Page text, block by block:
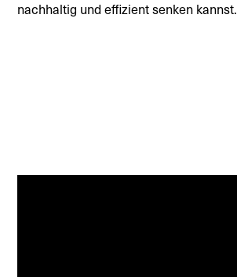
nachhaltig und effizient senken kannst.